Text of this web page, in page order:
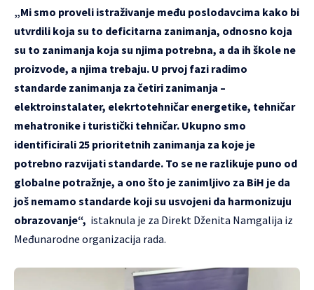
„Mi smo proveli istraživanje među poslodavcima kako bi
utvrdili koja su to deficitarna zanimanja, odnosno koja
su to zanimanja koja su njima potrebna, a da ih škole ne
proizvode, a njima trebaju. U prvoj fazi radimo
standarde zanimanja za četiri zanimanja –
elektroinstalater, elekrtotehničar energetike, tehničar
mehatronike i turistički tehničar. Ukupno smo
identificirali 25 prioritetnih zanimanja za koje je
potrebno razvijati standarde. To se ne razlikuje puno od
globalne potražnje, a ono što je zanimljivo za BiH je da
još nemamo standarde koji su usvojeni da harmonizuju
obrazovanje“, istaknula je za Direkt Dženita Namgalija iz
Međunarodne organizacija rada.